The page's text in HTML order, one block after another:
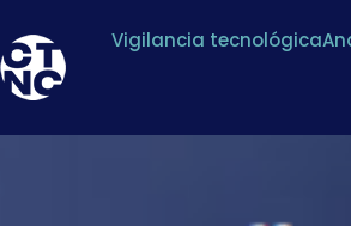
Vigilancia tecnológica